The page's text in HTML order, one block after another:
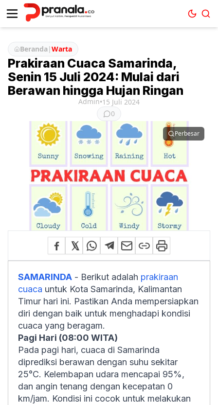
Beranda|Warta
Prakiraan Cuaca Samarinda,
Senin 15 Juli 2024: Mulai dari
Berawan hingga Hujan Ringan
Admin•15 Juli 2024
0
Perbesar
SAMARINDA - Berikut adalah prakiraan
cuaca untuk Kota Samarinda, Kalimantan
Timur hari ini. Pastikan Anda mempersiapkan
diri dengan baik untuk menghadapi kondisi
cuaca yang beragam.
Pagi Hari (08:00 WITA)
Pada pagi hari, cuaca di Samarinda
diprediksi berawan dengan suhu sekitar
25°C. Kelembapan udara mencapai 95%,
dan angin tenang dengan kecepatan 0
km/jam. Kondisi ini cocok untuk melakukan